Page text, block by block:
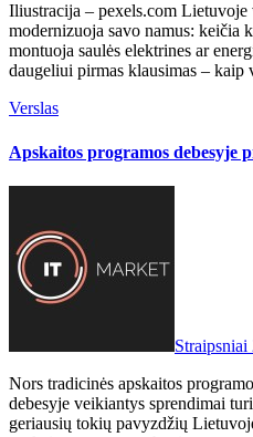
Iliustracija – pexels.com Lietuvoje vis daugiau žmonių
modernizuoja savo namus: keičia
montuoja saulės elektrines ar
daugeliui pirmas klausimas –
Verslas
Apskaitos programos debesyje
Straipsniai
Nors tradicinės apskaitos programos vis dar plačiai naudojamos,
debesyje veikiantys sprendimai
geriausių tokių pavyzdžių